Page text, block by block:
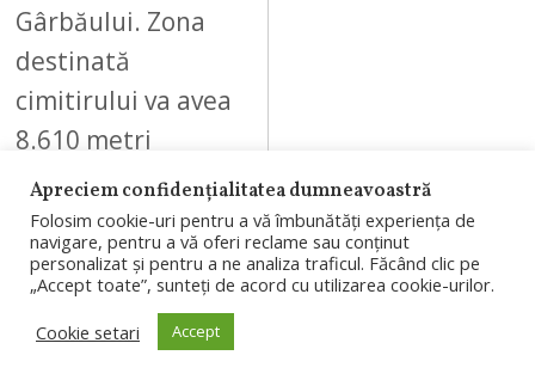
Gârbăului. Zona
destinată
cimitirului va avea
8.610 metri
pătrați…
08
Apreciem confidențialitatea dumneavoastră
Folosim cookie-uri pentru a vă îmbunătăți experiența de
navigare, pentru a vă oferi reclame sau conținut
personalizat și pentru a ne analiza traficul. Făcând clic pe
„Accept toate”, sunteți de acord cu utilizarea cookie-urilor.
Cookie setari
Accept